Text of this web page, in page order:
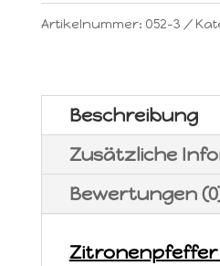
Artikelnummer: 052-3
Beschreibung
Zusätzliche
Bewertungen
Zitronenpfeffer